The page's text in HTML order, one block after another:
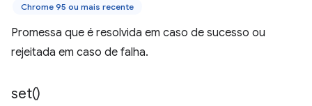
Chrome 95 ou mais recente
Promessa que é resolvida em caso de sucesso ou
rejeitada em caso de falha.
set()